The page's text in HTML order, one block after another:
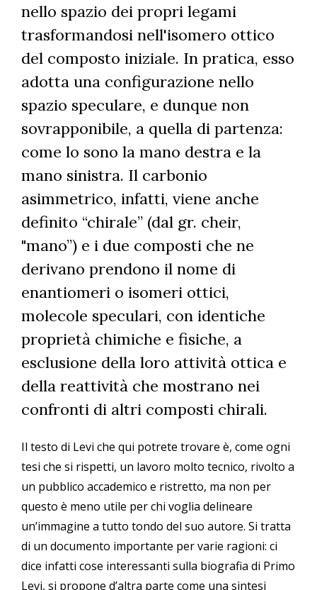
nello spazio dei propri legami
trasformandosi nell'isomero ottico
del composto iniziale. In pratica, esso
adotta una configurazione nello
spazio speculare, e dunque non
sovrapponibile, a quella di partenza:
come lo sono la mano destra e la
mano sinistra. Il carbonio
asimmetrico, infatti, viene anche
definito “chirale” (dal gr. cheir,
"mano”) e i due composti che ne
derivano prendono il nome di
enantiomeri o isomeri ottici,
molecole speculari, con identiche
proprietà chimiche e fisiche, a
esclusione della loro attività ottica e
della reattività che mostrano nei
confronti di altri composti chirali.
Il testo di Levi che qui potrete trovare è, come ogni
tesi che si rispetti, un lavoro molto tecnico, rivolto a
un pubblico accademico e ristretto, ma non per
questo è meno utile per chi voglia delineare
un’immagine a tutto tondo del suo autore. Si tratta
di un documento importante per varie ragioni: ci
dice infatti cose interessanti sulla biografia di Primo
Levi, si propone d’altra parte come una sintesi